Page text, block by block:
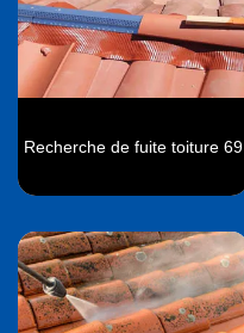
Recherche de fuite toiture 69